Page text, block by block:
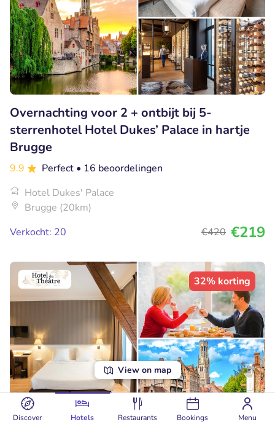
Discover Hotels Restaurants Bookings Menu
View on map
Overnachting voor 2 + ontbijt bij 5-
sterrenhotel Hotel Dukes’ Palace in hartje
Brugge
9.9 Perfect • 16 beoordelingen
Hotel Dukes' Palace
Brugge (20km)
Verkocht: 20
€420 €219
32% korting